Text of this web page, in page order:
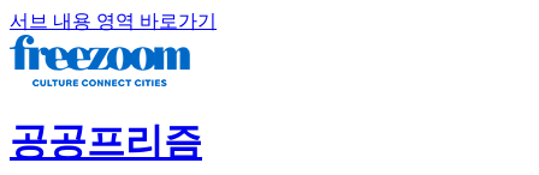
서브 내용 영역 바로가기
공공프리즘